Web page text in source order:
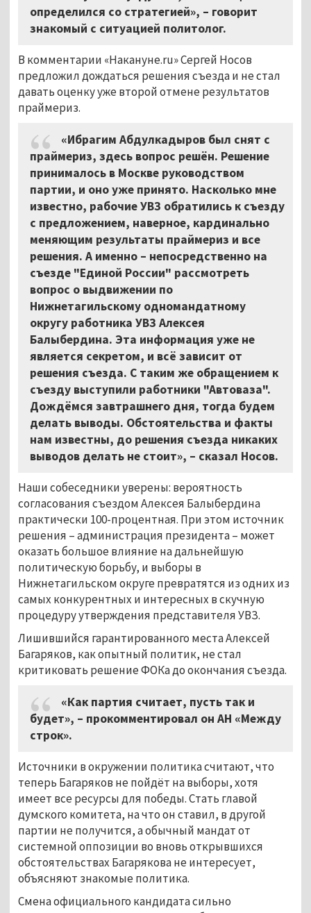
определился со стратегией», – говорит
знакомый с ситуацией политолог.
В комментарии «Накануне.ru» Сергей Носов
предложил дождаться решения съезда и не стал
давать оценку уже второй отмене результатов
праймериз.
«Ибрагим Абдулкадыров был снят с
праймериз, здесь вопрос решён. Решение
принималось в Москве руководством
партии, и оно уже принято. Насколько мне
известно, рабочие УВЗ обратились к съезду
с предложением, наверное, кардинально
меняющим результаты праймериз и все
решения. А именно – непосредственно на
съезде "Единой России" рассмотреть
вопрос о выдвижении по
Нижнетагильскому одномандатному
округу работника УВЗ Алексея
Балыбердина. Эта информация уже не
является секретом, и всё зависит от
решения съезда. С таким же обращением к
съезду выступили работники "Автоваза".
Дождёмся завтрашнего дня, тогда будем
делать выводы. Обстоятельства и факты
нам известны, до решения съезда никаких
выводов делать не стоит», – сказал Носов.
Наши собеседники уверены: вероятность
согласования съездом Алексея Балыбердина
практически 100-процентная. При этом источник
решения – администрация президента – может
оказать большое влияние на дальнейшую
политическую борьбу, и выборы в
Нижнетагильском округе превратятся из одних из
самых конкурентных и интересных в скучную
процедуру утверждения представителя УВЗ.
Лишившийся гарантированного места Алексей
Багаряков, как опытный политик, не стал
критиковать решение ФОКа до окончания съезда.
«Как партия считает, пусть так и
будет», – прокомментировал он АН «Между
строк».
Источники в окружении политика считают, что
теперь Багаряков не пойдёт на выборы, хотя
имеет все ресурсы для победы. Стать главой
думского комитета, на что он ставил, в другой
партии не получится, а обычный мандат от
системной оппозиции во вновь открывшихся
обстоятельствах Багарякова не интересует,
объясняют знакомые политика.
Смена официального кандидата сильно